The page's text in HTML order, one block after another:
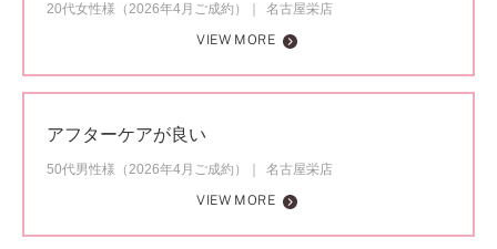
20代女性様（2026年4月ご成約）
名古屋栄店
VIEW MORE
アフターケアが良い
50代男性様（2026年4月ご成約）
名古屋栄店
VIEW MORE